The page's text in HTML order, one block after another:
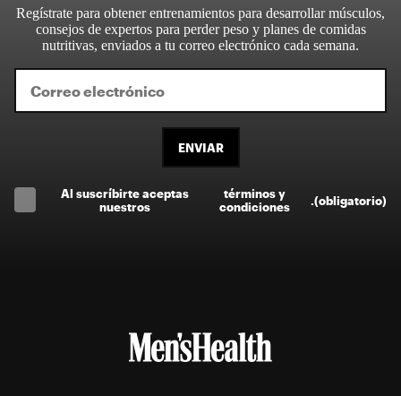
Regístrate para obtener entrenamientos para desarrollar músculos,
consejos de expertos para perder peso y planes de comidas
nutritivas, enviados a tu correo electrónico cada semana.
ENVIAR
Al suscríbirte aceptas
nuestros
términos y
condiciones
(obligatorio)